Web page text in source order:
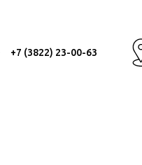
+7 (3822) 23-00-63